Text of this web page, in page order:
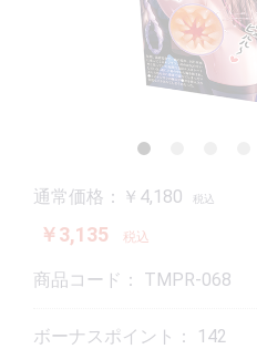
通常価格：￥4,180 税込
￥3,135 税込
商品コード： TMPR-068
ボーナスポイント： 142